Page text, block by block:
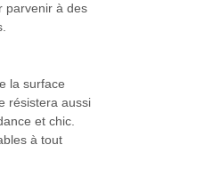
parvenir à des
la surface
résistera aussi
et chic.
à tout